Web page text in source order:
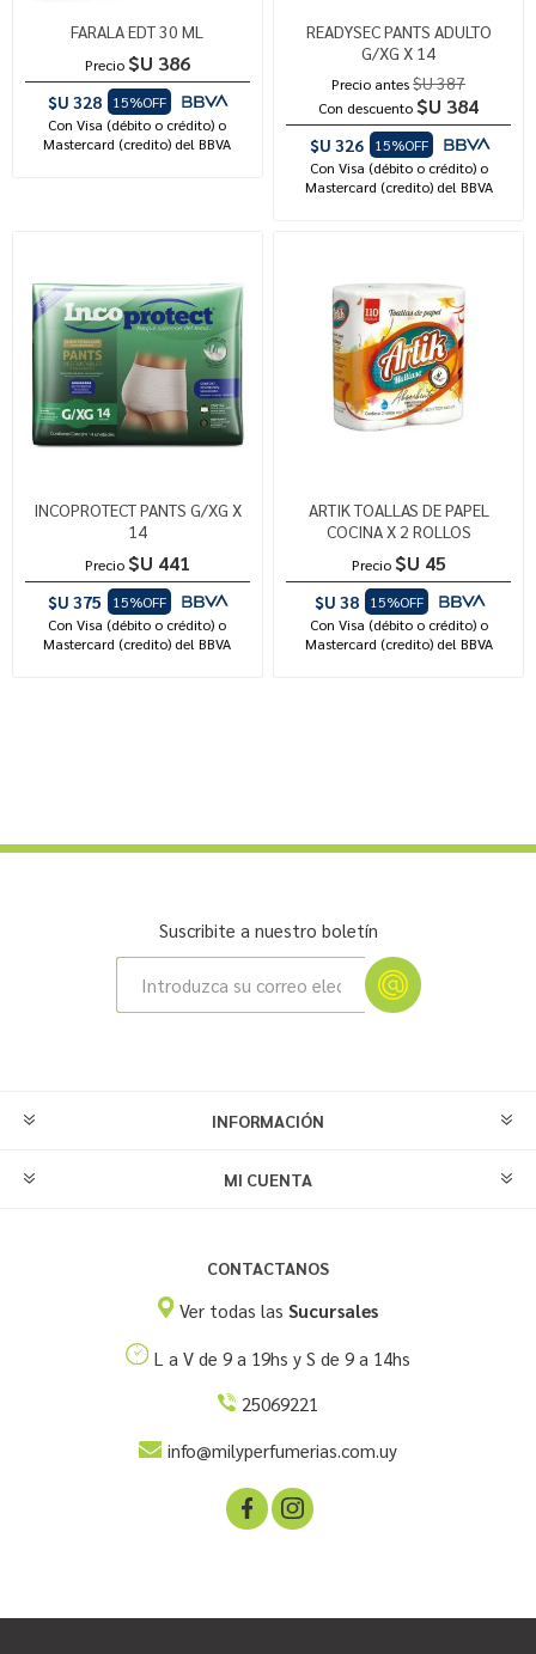
FARALA EDT 30 ML
Precio $U 386
$U 328
15%OFF
Con Visa (débito o crédito) o
Mastercard (credito) del BBVA
READYSEC PANTS ADULTO
G/XG X 14
Precio antes$U 387
Con descuento $U 384
$U 326
15%OFF
Con Visa (débito o crédito) o
Mastercard (credito) del BBVA
INCOPROTECT PANTS G/XG X
14
Precio $U 441
$U 375
15%OFF
Con Visa (débito o crédito) o
Mastercard (credito) del BBVA
ARTIK TOALLAS DE PAPEL
COCINA X 2 ROLLOS
Precio $U 45
$U 38
15%OFF
Con Visa (débito o crédito) o
Mastercard (credito) del BBVA
Suscribite a nuestro boletín
INFORMACIÓN
MI CUENTA
CONTACTANOS
Ver todas las Sucursales
L a V de 9 a 19hs y S de 9 a 14hs
25069221
info@milyperfumerias.com.uy